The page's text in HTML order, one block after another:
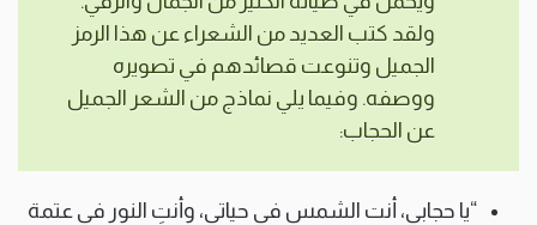
ولقد كتب العديد من الشعراء عن هذا الرمز
الجميل وتنوعت قصائدهم في تصويره
ووصفه. وفيما يلي نماذج من الشعر الجميل
عن الحجاب:
“يا حجابي، أنت الشمس في حياتي، وأنتِ النور في عتمة